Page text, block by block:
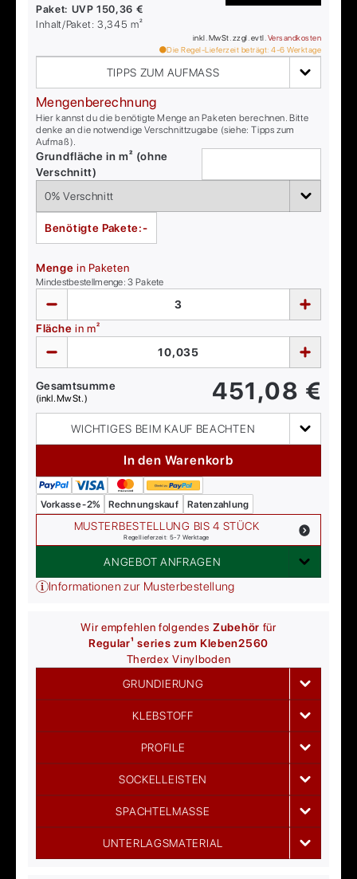
Paket: UVP150,36 €
Inhalt/Paket:3,345 m²
inkl. MwSt. zzgl. evtl. Versandkosten
Die Regel-Lieferzeit beträgt: 4-6 Werktage
TIPPS ZUM AUFMASS
Mengenberechnung
Hier kannst du die benötigte Menge an Paketen berechnen. Bitte
denke an die notwendige Verschnittzugabe (siehe: Tipps zum
Aufmaß).
Grundfläche in m² (ohne
Verschnitt)
Benötigte Pakete:-
Menge in Paketen
Mindestbestellmenge:3 Pakete
Fläche in m²
Gesamtsumme
(inkl. MwSt.) 451,08 €
WICHTIGES BEIM KAUF BEACHTEN
In den Warenkorb
Vorkasse -2% Rechnungskauf Ratenzahlung
MUSTERBESTELLUNG BIS 4 STÜCK
Regellieferzeit: 5-7 Werktage
ANGEBOT ANFRAGEN
Informationen zur Musterbestellung
Wir empfehlen folgendesZubehör für
Regular¹ series zum Kleben2560
Therdex Vinylboden
GRUNDIERUNG
KLEBSTOFF
PROFILE
SOCKELLEISTEN
SPACHTELMASSE
UNTERLAGSMATERIAL